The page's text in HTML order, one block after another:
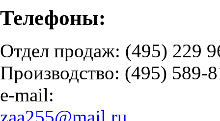
Телефоны:
Отдел продаж: (495) 229
Производство: (495) 589-
e-mail:
zaa255@mail.ru